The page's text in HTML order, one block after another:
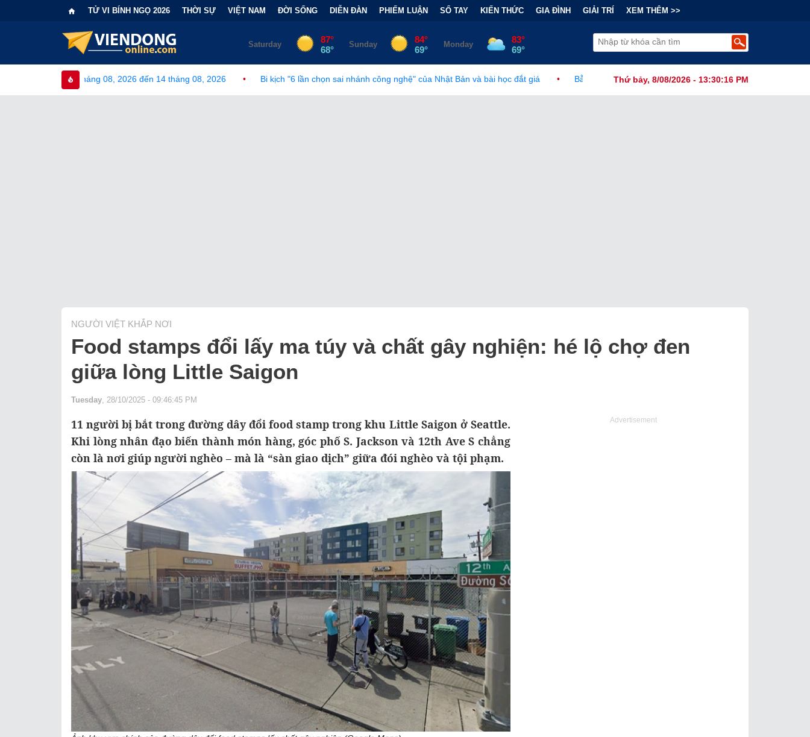
TỬ VI BÍNH NGỌ 2026 THỜI SỰ VIỆT NAM ĐỜI SỐNG DIỄN ĐÀN PHIẾM LUẬN SỔ TAY KIẾN THỨC GIA ĐÌNH GIẢI TRÍ XEM THÊM >>
Thứ bảy, 8/08/2026 - 13:30:17 PM
08, 2026 đến 14 tháng 08, 2026 • Bi kịch "6 lần chọn sai nhánh công nghệ" của Nhật Bản và bài học đắt giá • Bẫy Tài Chính Đằng Sau "Cơn Sốt" Trà Sữa Nhượng Quyền: Lợi Nhuận Thuộc Về
NGƯỜI VIỆT KHẮP NƠI
Food stamps đổi lấy ma túy và chất gây nghiện: hé lộ chợ đen
giữa lòng Little Saigon
Tuesday , 28/10/2025 - 09:46:45 PM
11 người bị bắt trong đường dây đổi food stamp trong khu Little Saigon ở Seattle.
Khi lòng nhân đạo biến thành món hàng, góc phố S. Jackson và 12th Ave S chẳng
còn là nơi giúp người nghèo – mà là “sàn giao dịch” giữa đói nghèo và tội phạm.
Advertisement